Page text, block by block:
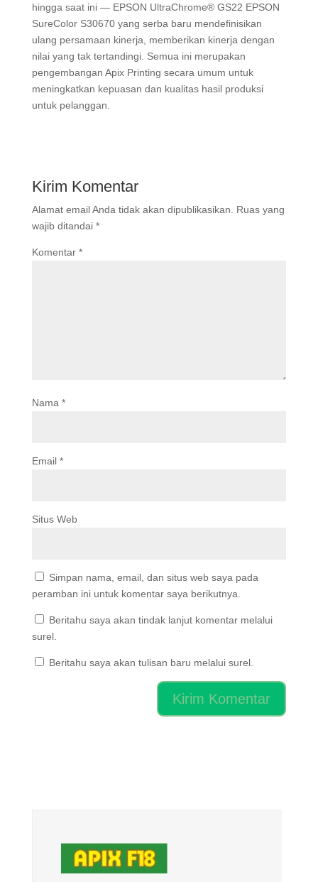
hingga saat ini — EPSON UltraChrome® GS22 EPSON
SureColor S30670 yang serba baru mendefinisikan
ulang persamaan kinerja, memberikan kinerja dengan
nilai yang tak tertandingi. Semua ini merupakan
pengembangan Apix Printing secara umum untuk
meningkatkan kepuasan dan kualitas hasil produksi
untuk pelanggan.
Kirim Komentar
Alamat email Anda tidak akan dipublikasikan.
Ruas yang
wajib ditandai *
Komentar *
Nama *
Email *
Situs Web
Simpan nama, email, dan situs web saya pada
peramban ini untuk komentar saya berikutnya.
Beritahu saya akan tindak lanjut komentar melalui
surel.
Beritahu saya akan tulisan baru melalui surel.